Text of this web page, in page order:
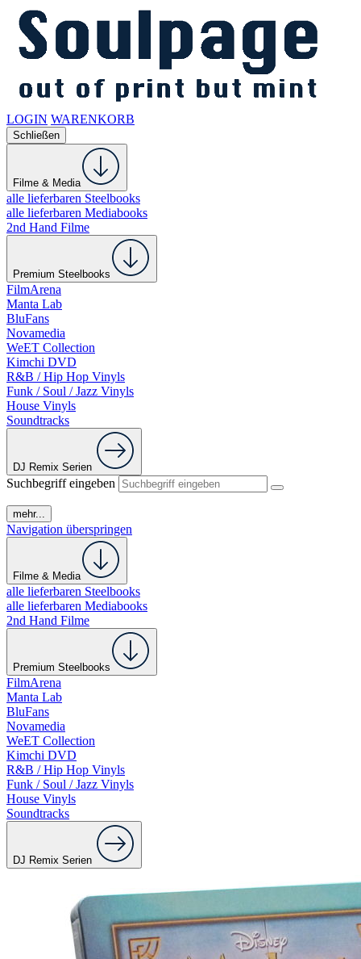
LOGIN WARENKORB
Schließen
Filme & Media
alle lieferbaren Steelbooks
alle lieferbaren Mediabooks
2nd Hand Filme
Premium Steelbooks
FilmArena
Manta Lab
BluFans
Novamedia
WeET Collection
Kimchi DVD
R&B / Hip Hop Vinyls
Funk / Soul / Jazz Vinyls
House Vinyls
Soundtracks
DJ Remix Serien
Suchbegriff eingeben
mehr...
Navigation überspringen
Filme & Media
alle lieferbaren Steelbooks
alle lieferbaren Mediabooks
2nd Hand Filme
Premium Steelbooks
FilmArena
Manta Lab
BluFans
Novamedia
WeET Collection
Kimchi DVD
R&B / Hip Hop Vinyls
Funk / Soul / Jazz Vinyls
House Vinyls
Soundtracks
DJ Remix Serien